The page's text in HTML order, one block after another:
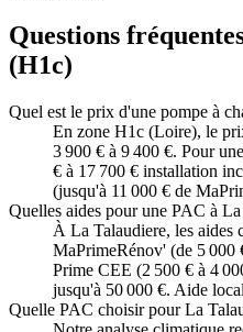
Questions
(H1c)
Quel est le prix d'une pompe à
En zone H1c (Loire), le
3 900 € à 9 400 €. Pour
€ à 17 700 € installation
(jusqu'à 11 000 € de
Quelles aides pour une PAC à
À La Talaudiere, les aides
MaPrimeRénov' (de 5 000
Prime CEE (2 500 € à 4
jusqu'à 50 000 €. Aide
Quelle PAC choisir pour La